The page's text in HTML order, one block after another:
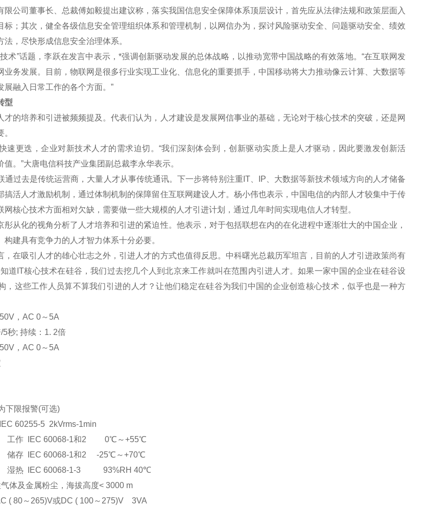
司董事长、总裁傅如毅提出建议称，落实我国信息安全保障体系顶层设计，首先应从法律法规和政策层面入
标；其次，健全各级信息安全管理组织体系和管理机制，以网信办为，探讨风险驱动安全、问题驱动安全、绩效
，尽快形成信息安全治理体系。
”话题，李跃在发言中表示，*强调创新驱动发展的总体战略，以推动宽带中国战略的有效落地。“在互联网发
业务发展。目前，物联网是很多行业实现工业化、信息化的重要抓手，中国移动将大力推动像云计算、大数据等
展融入日常工作的各个方面。”
型
培养和引进被频频提及。代表们认为，人才建设是发展网信事业的基础，无论对于核心技术的突破，还是网
更迭，企业对新技术人才的需求迫切。“我们深刻体会到，创新驱动实质上是人才驱动，因此要激发创新活
。”大唐电信科技产业集团副总裁李永华表示。
去是传统运营商，大量人才从事传统通讯。下一步将特别注重IT、IP、大数据等新技术领域方向的人才储备
搞活人才激励机制，通过体制机制的保障留住互联网建设人才。杨小伟也表示，中国电信的内部人才较集中于传
网核心技术方面相对欠缺，需要做一些大规模的人才引进计划，通过几年时间实现电信人才转型。
化的视角分析了人才培养和引进的紧迫性。他表示，对于包括联想在内的在化进程中逐渐壮大的中国企业，
建具有竞争力的人才智力体系十分必要。
吸引人才的雄心壮志之外，引进人才的方式也值得反思。中科曙光总裁历军坦言，目前的人才引进政策尚有
道IT核心技术在硅谷，我们过去挖几个人到北京来工作就叫在范围内引进人才。如果一家中国的企业在硅谷设
，这些工作人员算不算我们引进的人才？让他们稳定在硅谷为我们中国的企业创造核心技术，似乎也是一种方
，AC 0～5A
5秒; 持续：1. 2倍
，AC 0～5A
下限报警(可选)
5 2kVrms-1min
作 IEC 60068-1和2 0℃～+55℃
储存 IEC 60068-1和2 -25℃～+70℃
湿热 IEC 60068-1-3 93%RH 40℃
气体及金属粉尘，海拔高度< 3000 m
( 80～265)V或DC ( 100～275)V 3VA